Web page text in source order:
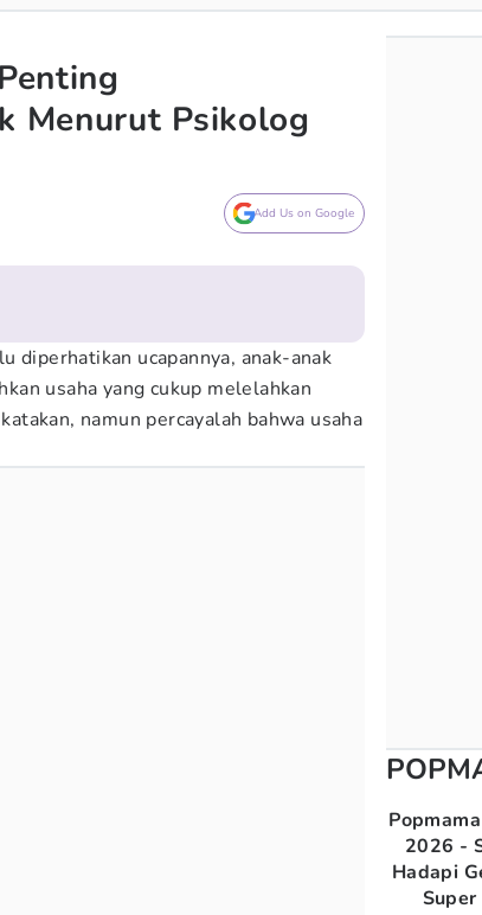
Menurut Psikolog
Add Us on Google
diperhatikan ucapannya, anak-anak
usaha yang cukup melelahkan
namun percayalah bahwa usaha
2026 -
Hadapi